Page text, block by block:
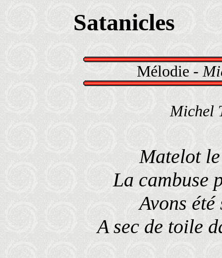
Satanicles
Mélodie -
Michel
Matelot
La cambuse
Avons
A sec de toile